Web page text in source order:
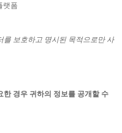
랫폼
를 보호하고 명시된 목적으로만 사
한 경우 귀하의 정보를 공개할 수